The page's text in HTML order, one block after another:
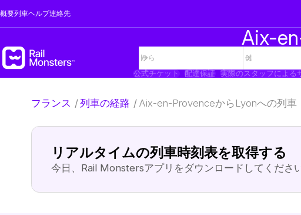
概要列車ヘルプ連絡先
Aix-
公式チケット
配達保証 実際のスタッフによる
フランス /列車の経路 / Aix-en-ProvenceからLyonへの列車
リアルタイムの列車時刻表を取得する
今日、Rail Monstersアプリをダウンロードしてくださ